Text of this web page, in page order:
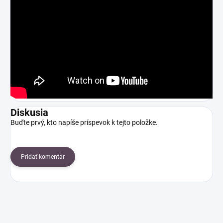
Diskusia
Buďte prvý, kto napíše príspevok k tejto položke.
Pridať komentár